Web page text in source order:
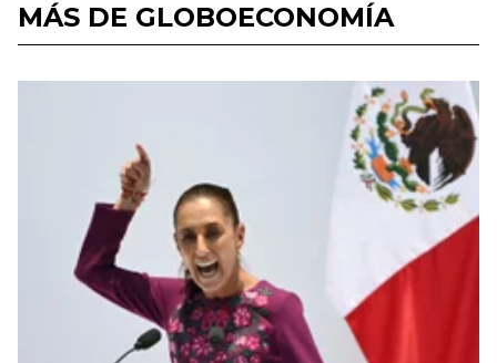
MÁS DE GLOBOECONOMÍA